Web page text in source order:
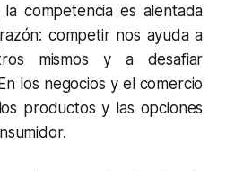
competencia es alentada
competir nos ayuda a
mismos y a desafiar
los negocios y el comercio
productos y las opciones